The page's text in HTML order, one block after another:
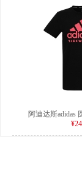
阿迪达斯adidas